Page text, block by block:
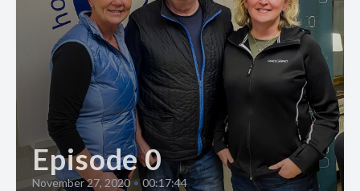
Episode 0
November 27, 2020 • 00:17:44